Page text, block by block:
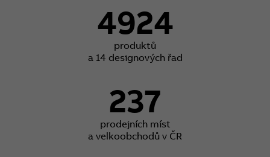
4924
produktů
a 14 designových řad
237
prodejních míst
a velkoobchodů v ČR